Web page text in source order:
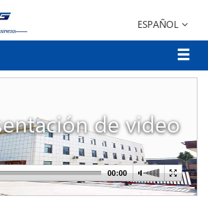
ESPAÑOL
de video